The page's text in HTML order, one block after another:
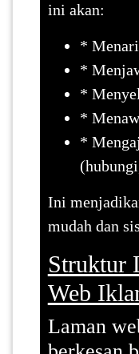
ini akan:
*
*
*
*
*
Ini
mudah dan
Struktur
Web
Laman